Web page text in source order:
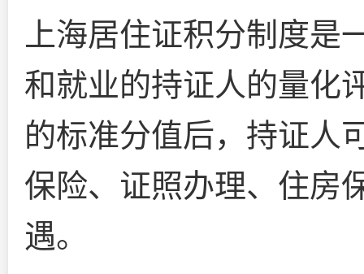
上海居住证积分制度是
和就业的持证人的量化
的标准分值后，持证人
保险、证照办理、住房
遇。